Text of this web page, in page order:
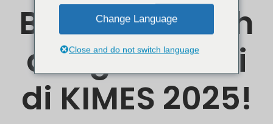
Bergabunglah
dengan Kami
di KIMES 2025!
Change Language
Close and do not switch language